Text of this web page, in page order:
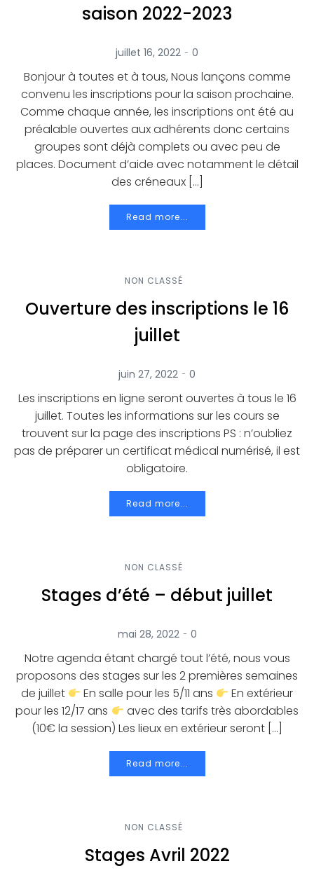
saison 2022-2023
juillet 16, 2022 - 0
Bonjour à toutes et à tous, Nous lançons comme
convenu les inscriptions pour la saison prochaine.
Comme chaque année, les inscriptions ont été au
préalable ouvertes aux adhérents donc certains
groupes sont déjà complets ou avec peu de
places. Document d’aide avec notamment le détail
des créneaux […]
Read more...
NON CLASSÉ
Ouverture des inscriptions le 16
juillet
juin 27, 2022 - 0
Les inscriptions en ligne seront ouvertes à tous le 16
juillet. Toutes les informations sur les cours se
trouvent sur la page des inscriptions PS : n’oubliez
pas de préparer un certificat médical numérisé, il est
obligatoire.
Read more...
NON CLASSÉ
Stages d’été – début juillet
mai 28, 2022 - 0
Notre agenda étant chargé tout l’été, nous vous
proposons des stages sur les 2 premières semaines
de juillet
En salle pour les 5/11 ans
En extérieur
pour les 12/17 ans
avec des tarifs très abordables
(10€ la session) Les lieux en extérieur seront […]
Read more...
NON CLASSÉ
Stages Avril 2022